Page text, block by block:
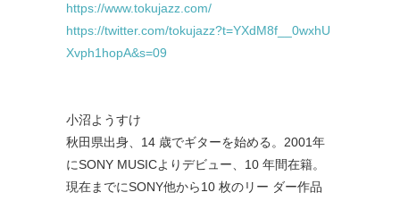
https://www.tokujazz.com/
https://twitter.com/tokujazz?t=YXdM8f__0wxhU
Xvph1hopA&s=09
小沼ようすけ
秋田県出身、14 歳でギターを始める。2001年
にSONY MUSICよりデビュー、10 年間在籍。
現在までにSONY他から10 枚のリー ダー作品